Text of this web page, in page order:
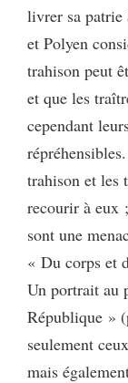
livrer sa patrie
et Polyen
trahison peut
et que les
cependant
trahison et les
recourir à eux
sont une
« Du corps et
Un portrait au
République »
seulement
mais